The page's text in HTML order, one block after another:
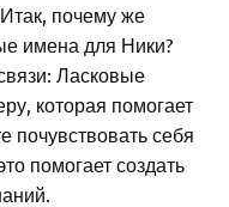
почему же
имена для Ники?
Ласковые
которая помогает
почувствовать себя
помогает создать